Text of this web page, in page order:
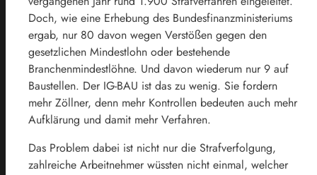
Doch, wie eine Erhebung des Bundesfinanzministeriums
ergab, nur 80 davon wegen Verstößen gegen den
gesetzlichen Mindestlohn oder bestehende
Branchenmindestlöhne. Und davon wiederum nur 9 auf
Baustellen. Der IG-BAU ist das zu wenig. Sie fordern
mehr Zöllner, denn mehr Kontrollen bedeuten auch mehr
Aufklärung und damit mehr Verfahren.
Das Problem dabei ist nicht nur die Strafverfolgung,
zahlreiche Arbeitnehmer wüssten nicht einmal, welcher